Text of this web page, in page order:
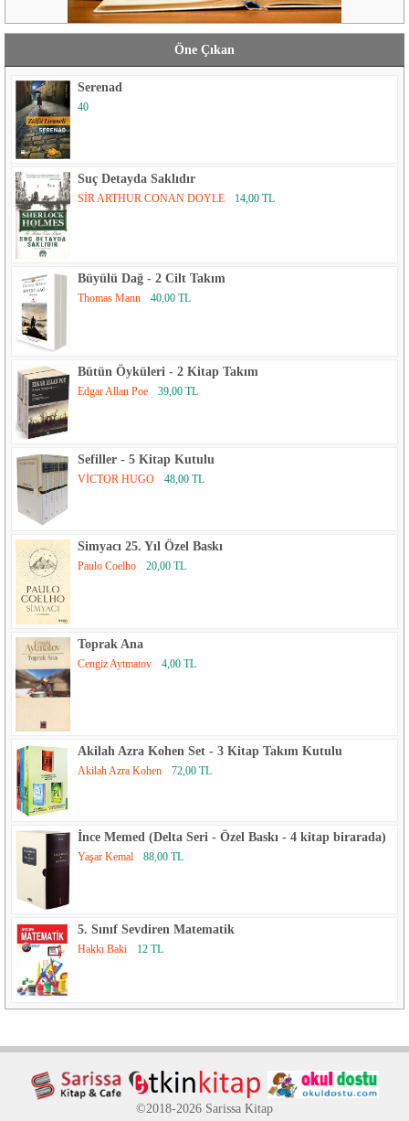
Öne Çıkan
Serenad
40
Suç Detayda Saklıdır
SİR ARTHUR CONAN DOYLE 14,00 TL
Büyülü Dağ - 2 Cilt Takım
Thomas Mann 40,00 TL
Bütün Öyküleri - 2 Kitap Takım
Edgar Allan Poe 39,00 TL
Sefiller - 5 Kitap Kutulu
VİCTOR HUGO 48,00 TL
Simyacı 25. Yıl Özel Baskı
Paulo Coelho 20,00 TL
Toprak Ana
Cengiz Aytmatov 4,00 TL
Akilah Azra Kohen Set - 3 Kitap Takım Kutulu
Akilah Azra Kohen 72,00 TL
İnce Memed (Delta Seri - Özel Baskı - 4 kitap birarada)
Yaşar Kemal 88,00 TL
5. Sınıf Sevdiren Matematik
Hakkı Baki 12 TL
©2018-2026 Sarissa Kitap